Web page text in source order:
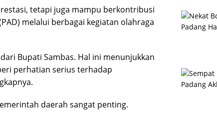
tetapi juga mampu berkontribusi
melalui berbagai kegiatan olahraga
Bupati Sambas. Hal ini menunjukkan
perhatian serius terhadap
daerah sangat penting.